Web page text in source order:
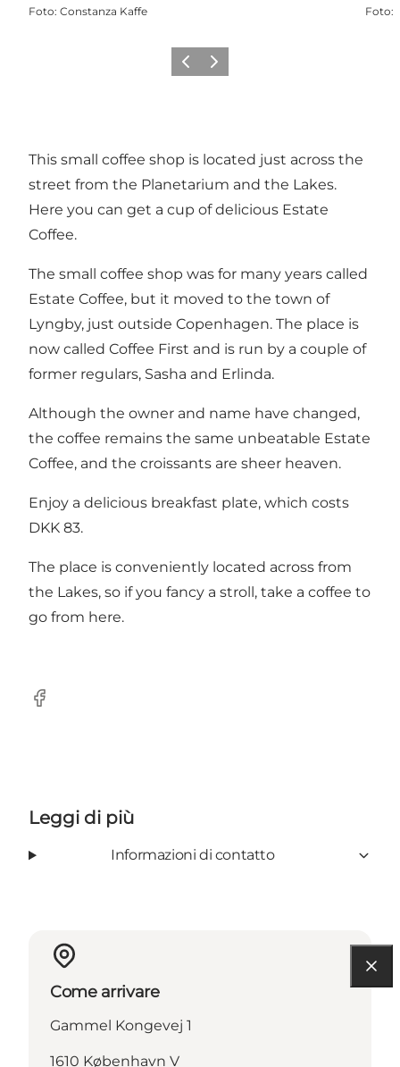
Foto: Constanza Kaffe Foto:
Precedente
Avanti
This small coffee shop is located just across the
street from the Planetarium and the Lakes.
Here you can get a cup of delicious Estate
Coffee.
The small coffee shop was for many years called
Estate Coffee, but it moved to the town of
Lyngby, just outside Copenhagen. The place is
now called Coffee First and is run by a couple of
former regulars, Sasha and Erlinda.
Although the owner and name have changed,
the coffee remains the same unbeatable Estate
Coffee, and the croissants are sheer heaven.
Enjoy a delicious breakfast plate, which costs
DKK 83.
The place is conveniently located across from
the Lakes, so if you fancy a stroll, take a coffee to
go from here.
Facebook
Leggi di più
Informazioni di contatto
Come arrivare
Gammel Kongevej 1
1610 København V